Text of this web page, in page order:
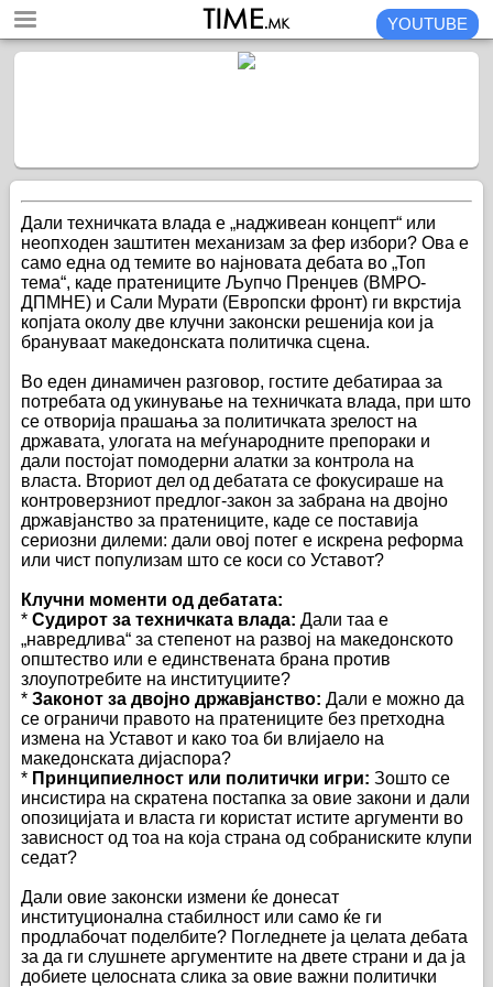
YOUTUBE
Дали техничката влада е „надживеан концепт“ или
неопходен заштитен механизам за фер избори? Ова е
само една од темите во најновата дебата во „Топ
тема“, каде пратениците Љупчо Пренџев (ВМРО-
ДПМНЕ) и Сали Мурати (Европски фронт) ги вкрстија
копјата околу две клучни законски решенија кои ја
брануваат македонската политичка сцена.
Во еден динамичен разговор, гостите дебатираа за
потребата од укинување на техничката влада, при што
се отворија прашања за политичката зрелост на
државата, улогата на меѓународните препораки и
дали постојат помодерни алатки за контрола на
власта. Вториот дел од дебатата се фокусираше на
контроверзниот предлог-закон за забрана на двојно
државјанство за пратениците, каде се поставија
сериозни дилеми: дали овој потег е искрена реформа
или чист популизам што се коси со Уставот?
Клучни моменти од дебатата:
* Судирот за техничката влада: Дали таа е
„навредлива“ за степенот на развој на македонското
општество или е единствената брана против
злоупотребите на институциите?
* Законот за двојно државјанство: Дали е можно да
се ограничи правото на пратениците без претходна
измена на Уставот и како тоа би влијаело на
македонската дијаспора?
* Принципиелност или политички игри: Зошто се
инсистира на скратена постапка за овие закони и дали
опозицијата и власта ги користат истите аргументи во
зависност од тоа на која страна од собраниските клупи
седат?
Дали овие законски измени ќе донесат
институционална стабилност или само ќе ги
продлабочат поделбите? Погледнете ја целата дебата
за да ги слушнете аргументите на двете страни и да ја
добиете целосната слика за овие важни политички